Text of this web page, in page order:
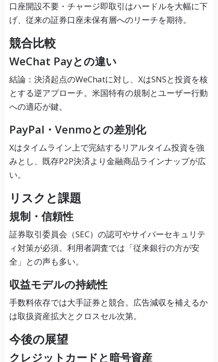
口座開設不要・チャージ即取引はハードルを大幅に下
げ、従来の証券口座未保有層へのリーチを期待。
競合比較
WeChat Payとの違い
結論：決済起点のWeChatに対し、XはSNSと投資を核
とする逆アプローチ。米国特有の規制とユーザー行動
への適応が鍵。
PayPal・Venmoとの差別化
Xはタイムライン上で完結するリアルタイム投資を強
みとし、既存P2P決済より金融商品ラインナップが広
い。
リスクと課題
規制・信頼性
証券取引委員会（SEC）の認可やサイバーセキュリテ
ィ対策が必須。利用者調査では「従来銀行の方が安
全」との声も多い。
収益モデルの持続性
手数料依存では大手証券と競合。広告減収を補えるか
は取扱資産拡大とクロスセル次第。
今後の展望
クレジットカードと暗号資産